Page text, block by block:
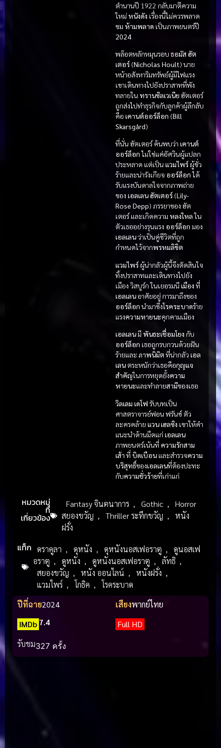
ตำนานปี 1922 กลับมาตีความ
ใหม่หนังดัง เรื่องนี้ไม่ควรพลาด
ชม ห้ามพลาด เป็นภาพยนตร์ปี
2024
พล็อตหลักหมุนรอบ ธอมัส ฮัต
เตอร์(Nicholas Hoult) นาย
หน้าอสังหาริมทรัพย์ผู้มีไฟแรง
เขาเดินทางไปยังปราสาทที่พัง
ทลายใน ทรานซิลเวเนีย ฮัตเตอร์
ถูกส่งไปทำธุรกิจกับลูกค้าผู้ลึกลับ
คือ เคานต์ออร์ล็อก (Bill
Skarsgård)
ที่นั่น ฮัตเตอร์ ค้นพบว่า เคานต์
ออร์ล็อกไม่ใช่แค่อัศวินผู้แปลก
ประหลาด แต่เป็น แวมไพร์ ผู้ชั่ว
ร้ายและน่ารังเกียจ ออร์ล็อกได้
รับแรงบันดาลใจจากภาพถ่าย
ของ เอลเลน ฮัตเตอร์ (Lily-
Rose Depp) ภรรยาของ ฮัต
เตอร์ และเกิดความ หลงใหลใน
ตัวเธออย่างรุนแรง ออร์ล็อก มอง
เอลเลนว่าเป็นคู่ชีวิตที่ถูก
กำหนดไว้จากพรหมลิขิต
แวมไพร์ผู้น่ากลัวผู้นี้จึงตัดสินใจ
ทิ้งปราสาทและเดินทางไปยัง
เมือง วิสบูร์ก ในเยอรมนี เมือง ที่
เอลเลนอาศัยอยู่ การมาถึงของ
ออร์ล็อก นำมาซึ่งโรคระบาดร้าย
แรงความหายนะคุกคามเมือง
เอลเลนมี พันธะเชื่อมโยง กับ
ออร์ล็อก เธอถูกรบกวนด้วยฝัน
ร้ายและ ภาพนิมิต ที่น่ากลัว เอล
เลน ตระหนักว่าเธอคือกุญแจ
สำคัญในการหยุดยั้งความ
หายนะและทำลายสามีของเธอ
วิลเลม เดโฟ รับบทเป็น
ศาสตราจารย์ฟอน ฟรันซ์ ตัว
ละครคล้าย แวน เฮลซิง เขาให้คำ
แนะนำด้านมืดแก่ เอลเลน
ภาพยนตร์เน้นที่ ความรักสาม
เส้า ที่ บิดเบือน และสำรวจความ
บริสุทธิ์ของเอลเลนที่ต้องปะทะ
กับความชั่วร้ายที่เก่าแก่
หมวดหมู่
ที่
เกี่ยวข้อง
Fantasy จินตนาการ , Gothic ,
Horror
สยองขวัญ , Thriller ระทึกขวัญ ,
หนัง
ฝรั่ง
แท็ก ดราคูลา , ดุหนัง , ดุหนังนอสเฟอราตู ,
ดูนอสเฟ
อราตู , ดูหนัง , ดูหนังนอสเฟอราตู , ลัทธิ ,
สยองขวัญ , หนัง ออนไลน์ , หนังฝรั่ง ,
แวมไพร์ , โกธิค ,
โรคระบาด
ปีที่ฉาย2024 เสียงพากย์ไทย
IMDb 7.4
Full HD
รับชม327 ครั้ง